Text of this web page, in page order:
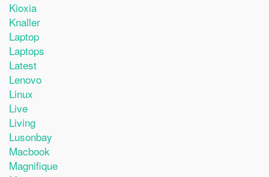
Kioxia
Knaller
Laptop
Laptops
Latest
Lenovo
Linux
Live
Living
Lusonbay
Macbook
Magnifique